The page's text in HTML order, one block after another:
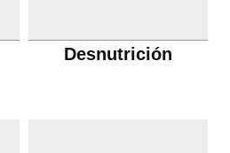
Desnutrición